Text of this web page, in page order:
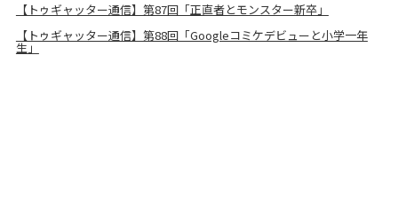
【トゥギャッター通信】第87回「正直者とモンスター新卒」
【トゥギャッター通信】第88回「Googleコミケデビューと小学一年
生」